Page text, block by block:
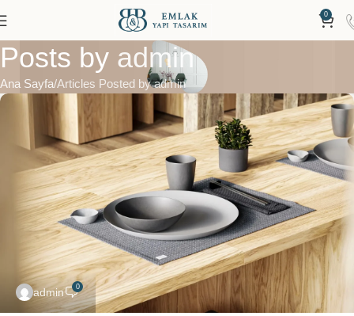
0
Posts by admin
Ana Sayfa Articles Posted by admin
admin 0